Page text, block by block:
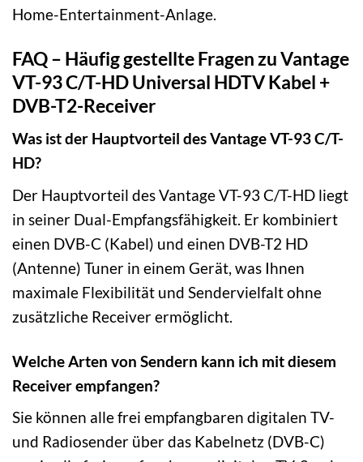
Home-Entertainment-Anlage.
FAQ – Häufig gestellte Fragen zu Vantage
VT-93 C/T-HD Universal HDTV Kabel +
DVB-T2-Receiver
Was ist der Hauptvorteil des Vantage VT-93 C/T-
HD?
Der Hauptvorteil des Vantage VT-93 C/T-HD liegt
in seiner Dual-Empfangsfähigkeit. Er kombiniert
einen DVB-C (Kabel) und einen DVB-T2 HD
(Antenne) Tuner in einem Gerät, was Ihnen
maximale Flexibilität und Sendervielfalt ohne
zusätzliche Receiver ermöglicht.
Welche Arten von Sendern kann ich mit diesem
Receiver empfangen?
Sie können alle frei empfangbaren digitalen TV-
und Radiosender über das Kabelnetz (DVB-C)